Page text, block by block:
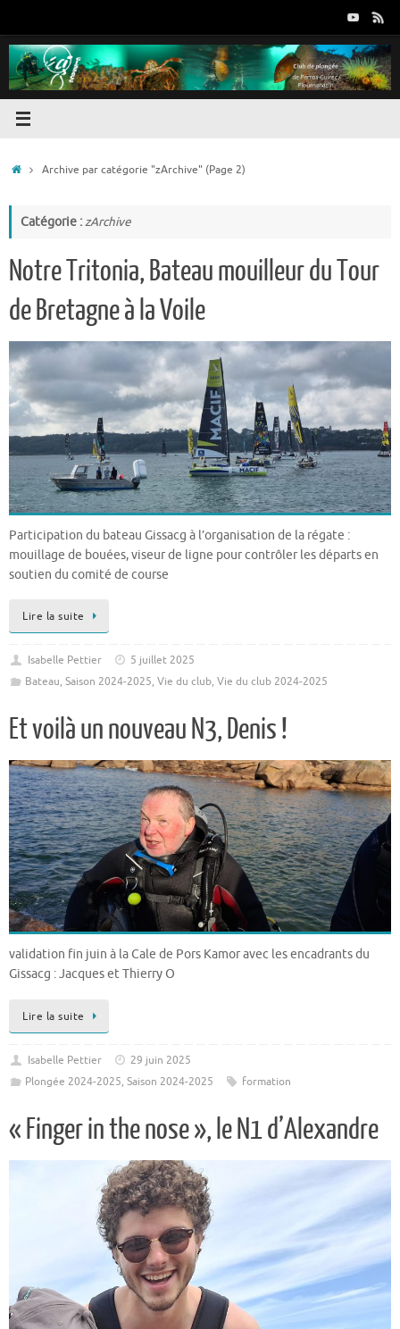
contenu
AccueilArchive par catégorie "zArchive" (Page 2)
Catégorie :zArchive
Notre Tritonia, Bateau mouilleur du Tour
de Bretagne à la Voile
Participation du bateau Gissacg à l’organisation de la régate :
mouillage de bouées, viseur de ligne pour contrôler les départs en
soutien du comité de course
Lire la suite
Isabelle Pettier
5 juillet 2025
Bateau, Saison 2024-2025, Vie du club, Vie du club 2024-2025
Et voilà un nouveau N3, Denis !
validation fin juin à la Cale de Pors Kamor avec les encadrants du
Gissacg : Jacques et Thierry O
Lire la suite
Isabelle Pettier
29 juin 2025
Plongée 2024-2025, Saison 2024-2025 formation
« Finger in the nose », le N1 d’Alexandre